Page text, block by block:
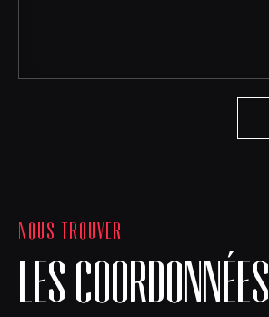
NOUS TROUVER
LES COORDONNÉES